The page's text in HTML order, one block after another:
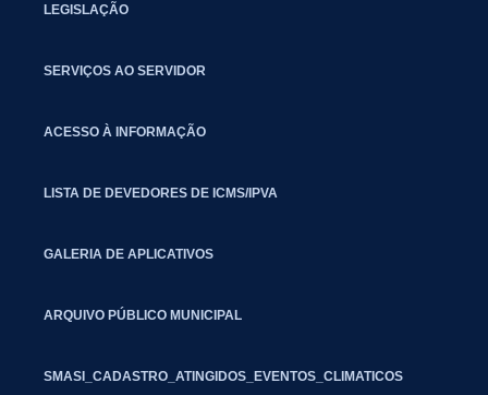
LEGISLAÇÃO
SERVIÇOS AO SERVIDOR
ACESSO À INFORMAÇÃO
LISTA DE DEVEDORES DE ICMS/IPVA
GALERIA DE APLICATIVOS
ARQUIVO PÚBLICO MUNICIPAL
SMASI_CADASTRO_ATINGIDOS_EVENTOS_CLIMATICOS